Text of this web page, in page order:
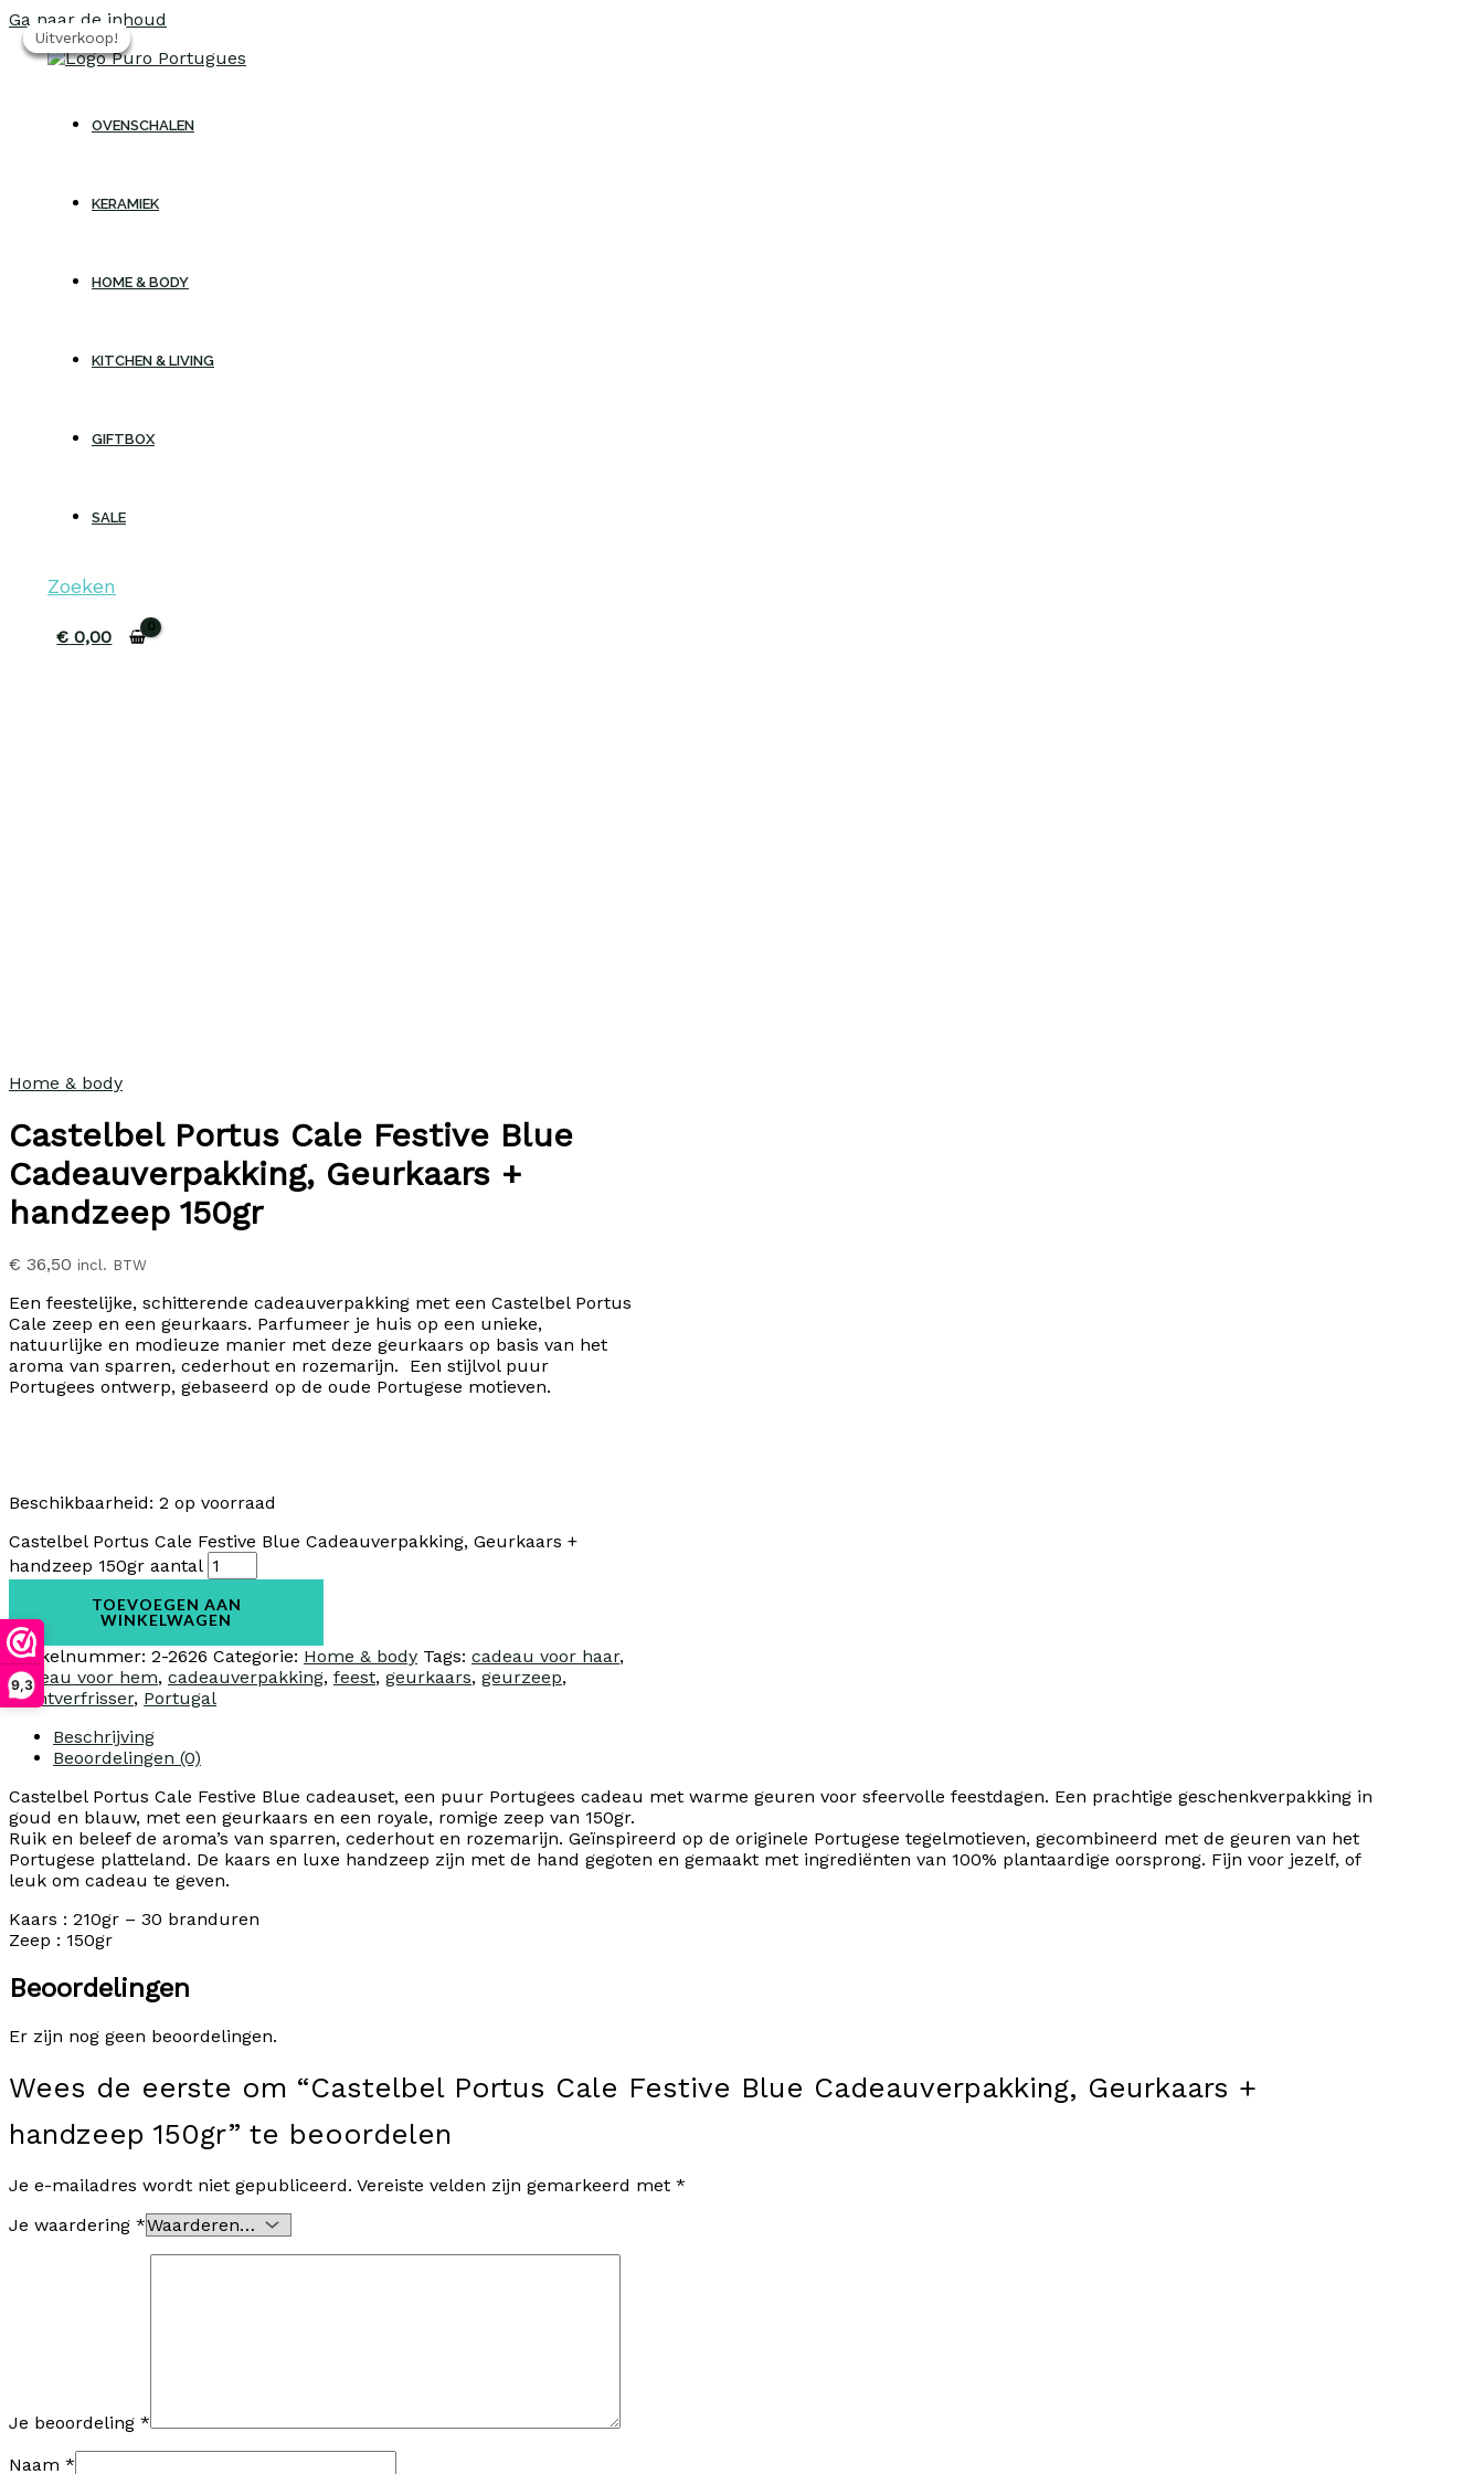
9,3
Ga naar de inhoud
OVENSCHALEN
KERAMIEK
HOME & BODY
KITCHEN & LIVING
GIFTBOX
SALE
Zoeken
€ 0,00
Home & body
Castelbel Portus Cale Festive Blue
Cadeauverpakking, Geurkaars +
handzeep 150gr
€ 36,50 incl. BTW
Een feestelijke, schitterende cadeauverpakking met een Castelbel Portus
Cale zeep en een geurkaars. Parfumeer je huis op een unieke,
natuurlijke en modieuze manier met deze geurkaars op basis van het
aroma van sparren, cederhout en rozemarijn. Een stijlvol puur
Portugees ontwerp, gebaseerd op de oude Portugese motieven.
Beschikbaarheid: 2 op voorraad
Castelbel Portus Cale Festive Blue Cadeauverpakking, Geurkaars +
handzeep 150gr aantal
TOEVOEGEN AAN
WINKELWAGEN
Artikelnummer: 2-2626 Categorie: Home & body Tags: cadeau voor haar,
cadeau voor hem, cadeauverpakking, feest, geurkaars, geurzeep,
luchtverfrisser, Portugal
Beschrijving
Beoordelingen (0)
Castelbel Portus Cale Festive Blue cadeauset, een puur Portugees cadeau met warme geuren voor sfeervolle feestdagen. Een prachtige geschenkverpakking in
goud en blauw, met een geurkaars en een royale, romige zeep van 150gr.
Ruik en beleef de aroma’s van sparren, cederhout en rozemarijn. Geïnspireerd op de originele Portugese tegelmotieven, gecombineerd met de geuren van het
Portugese platteland. De kaars en luxe handzeep zijn met de hand gegoten en gemaakt met ingrediënten van 100% plantaardige oorsprong. Fijn voor jezelf, of
leuk om cadeau te geven.
Kaars : 210gr – 30 branduren
Zeep : 150gr
Beoordelingen
Er zijn nog geen beoordelingen.
Wees de eerste om “Castelbel Portus Cale Festive Blue Cadeauverpakking, Geurkaars +
handzeep 150gr” te beoordelen
Je e-mailadres wordt niet gepubliceerd. Vereiste velden zijn gemarkeerd met *
Je waardering *
Je beoordeling *
Naam *
Uitverkoop!
Uitverkoop!
Uitverkoop!
Uitverkoop!